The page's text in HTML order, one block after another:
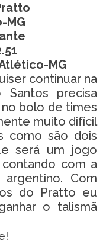
MG
MG
continuar na
precisa
bolo de times
muito difícil
como são dois
será um jogo
com a
Com
do Pratto eu
o talismã